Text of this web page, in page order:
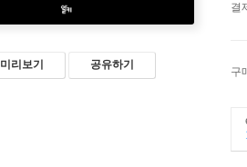
미리보기 공유하기
결
구